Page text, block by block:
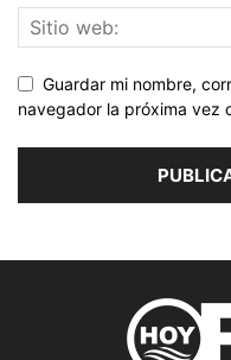
Guardar mi nombre,
navegador la próxima vez